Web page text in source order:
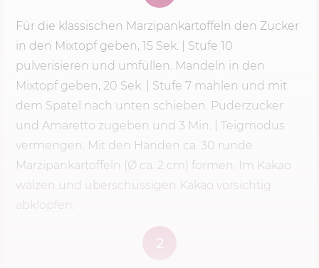
Für die klassischen Marzipankartoffeln den Zucker
in den Mixtopf geben, 15 Sek.
| Stufe 10
pulverisieren und umfüllen. Mandeln in den
Mixtopf geben, 20 Sek. | Stufe 7 mahlen und mit
dem Spatel nach unten schieben. Puderzucker
und Amaretto zugeben und 3 Min.
| Teigmodus
vermengen. Mit den Händen ca. 30 runde
Marzipankartoffeln (Ø ca. 2 cm) formen. Im Kakao
wälzen und überschüssigen Kakao vorsichtig
abklopfen.
2